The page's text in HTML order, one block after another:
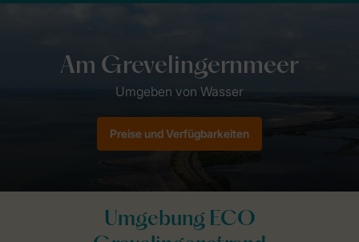
Preise und Verfügbarkeiten
Umgebung ECO